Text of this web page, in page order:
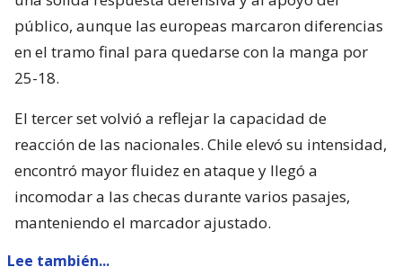
público, aunque las europeas marcaron diferencias
en el tramo final para quedarse con la manga por
25-18.
El tercer set volvió a reflejar la capacidad de
reacción de las nacionales. Chile elevó su intensidad,
encontró mayor fluidez en ataque y llegó a
incomodar a las checas durante varios pasajes,
manteniendo el marcador ajustado.
Lee también...